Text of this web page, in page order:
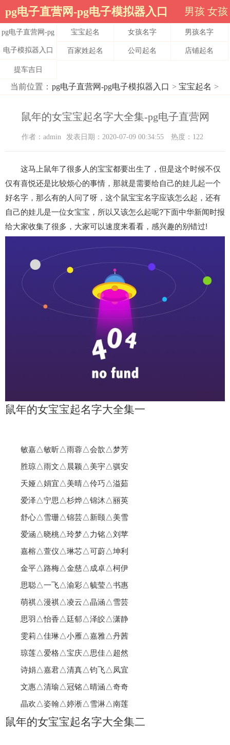
pg电子直营网-pg电子模拟器入口 男孩 女孩
pg电子直营网-pg
电子模拟器入口
宝宝起名 女孩名字 男孩名字
百家姓起名 公司起名 店铺起名
提车吉日
当前位置： pg电子直营网-pg电子模拟器入口 > 宝宝起名 >
鼠年的女宝宝起名字大全集-pg电子直营网
作者：admin 发表日期：2020-07-09 00:34:55 热度：122
这马上鼠年了很多人的宝宝都要出生了，但是这个时候不仅
仅有喜悦还是比较烦心的事情，那就是需要给自己的娃儿起一个
好名字，那么有的人问了呀，这个鼠宝宝名字应该怎么起，还有
自己的娃儿是一位女宝宝，所以又该怎么起呢?下面中华新闻时报
给大家收集了很多，大家可以速度来看看，感兴趣的别错过!
鼠年的女宝宝起名字大全集一
敏嘉△敏昕△雨蓉△会歆△梦芳
胜琼△雨文△晨颖△美宇△骐安
天娅△娟宜△美晴△伶巧△溢茹
爱泽△宁思△杉烨△锦沐△丽英
舒心△雪珊△锦芸△新颐△美雪
爱涵△晓桃△玲梦△力铭△刘苹
嘉榕△萱仪△琳芯△可蔚△坤利
金平△路梅△金慈△成卓△柯伊
思聪△一飞△渝彩△毓莹△书惠
萌祺△漫祺△凌云△晶涵△雪芸
思羽△怡香△廷郁△泽皎△潇静
雯莉△佳琳△小雁△嘉雅△丹茜
琼莲△爱格△宝庆△思佳△超然
诗娟△嘉君△清真△钧飞△凤宜
文惠△清瑜△冠铭△晴涵△奇奇
晶欢△姿翰△婷淅△雪淋△南莲
鼠年的女宝宝起名字大全集二